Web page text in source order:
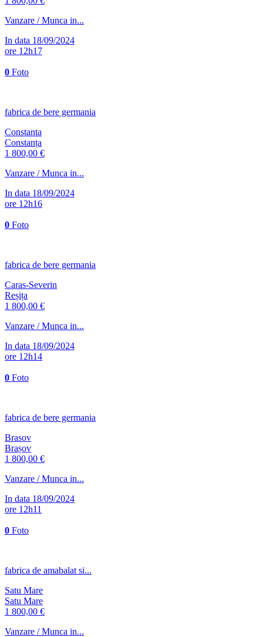
Vanzare / Munca in...
In data 18/09/2024
ore 12h17
0 Foto
fabrica de bere germania
Constanta
Constanța
1 800,00 €
Vanzare / Munca in...
In data 18/09/2024
ore 12h16
0 Foto
fabrica de bere germania
Caras-Severin
Reșița
1 800,00 €
Vanzare / Munca in...
In data 18/09/2024
ore 12h14
0 Foto
fabrica de bere germania
Brasov
Brașov
1 800,00 €
Vanzare / Munca in...
In data 18/09/2024
ore 12h11
0 Foto
fabrica de amabalat si...
Satu Mare
Satu Mare
1 800,00 €
Vanzare / Munca in...